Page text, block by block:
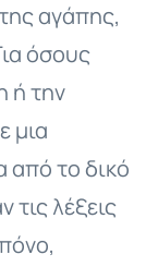
αγάπης,
όσους
ή την
μια
το δικό
λέξεις